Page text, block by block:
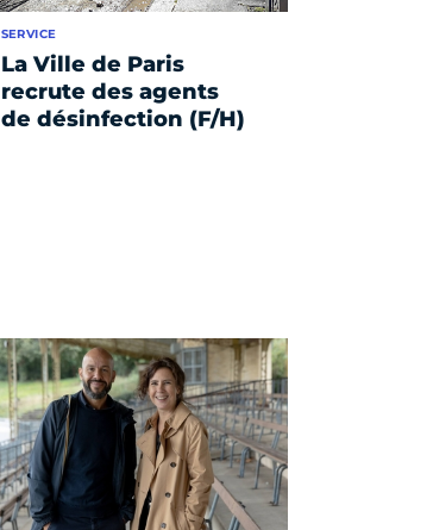
La Ville de Paris
recrute des agents
de désinfection (F/H)
SERVICE